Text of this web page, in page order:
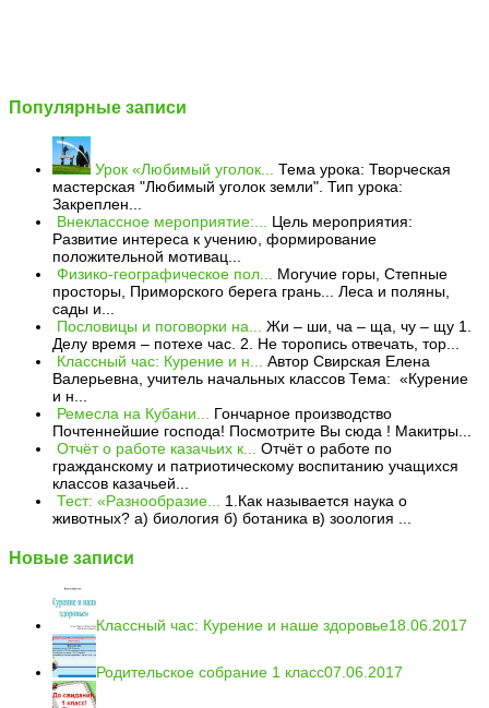
Популярные записи
Урок «Любимый уголок...
Тема урока: Творческая
мастерская "Любимый уголок земли". Тип урока:
Закреплен...
Внеклассное мероприятие:...
Цель мероприятия:
Развитие интереса к учению, формирование
положительной мотивац...
Физико-географическое пол...
Могучие горы, Степные
просторы, Приморского берега грань... Леса и поляны,
сады и...
Пословицы и поговорки на...
Жи – ши, ча – ща, чу – щу 1.
Делу время – потехе час. 2. Не торопись отвечать, тор...
Классный час: Курение и н...
Автор Свирская Елена
Валерьевна, учитель начальных классов Тема: «Курение
и н...
Ремесла на Кубани...
Гончарное производство
Почтеннейшие господа! Посмотрите Вы сюда ! Макитры...
Отчёт о работе казачьих к...
Отчёт о работе по
гражданскому и патриотическому воспитанию учащихся
классов казачьей...
Тест: «Разнообразие...
1.Как называется наука о
животных? а) биология б) ботаника в) зоология ...
Новые записи
Классный час: Курение и наше здоровье18.06.2017
Родительское собрание 1 класс07.06.2017